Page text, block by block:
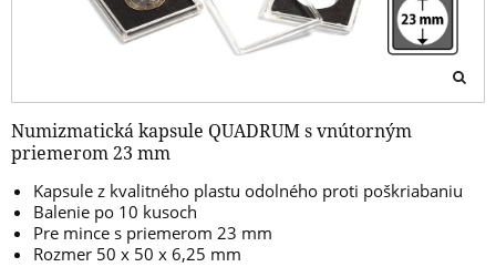
Numizmatická kapsule QUADRUM s vnútorným
priemerom 23 mm
Kapsule z kvalitného plastu odolného proti poškriabaniu
Balenie po 10 kusoch
Pre mince s priemerom 23 mm
Rozmer 50 x 50 x 6,25 mm